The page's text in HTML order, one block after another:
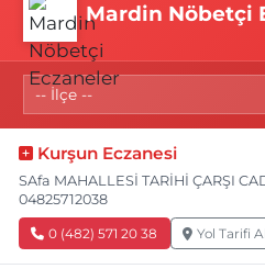
Mardin Nöbetçi
Kurşun Eczanesi
SAfa MAHALLESİ TARİHİ ÇARŞI
04825712038
0 (482) 571 20 38 Yol Tarifi Al